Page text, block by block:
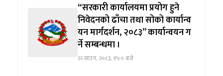
“सरकारी कार्यालयमा प्रयोग हुने
निवेदनको ढाँचा तथा सोको कार्यान्व
यन मार्गदर्शन, २०८३” कार्यान्वयन ग
र्ने सम्बन्धमा ।
२२ साउन, २०८३, १५:० बजे